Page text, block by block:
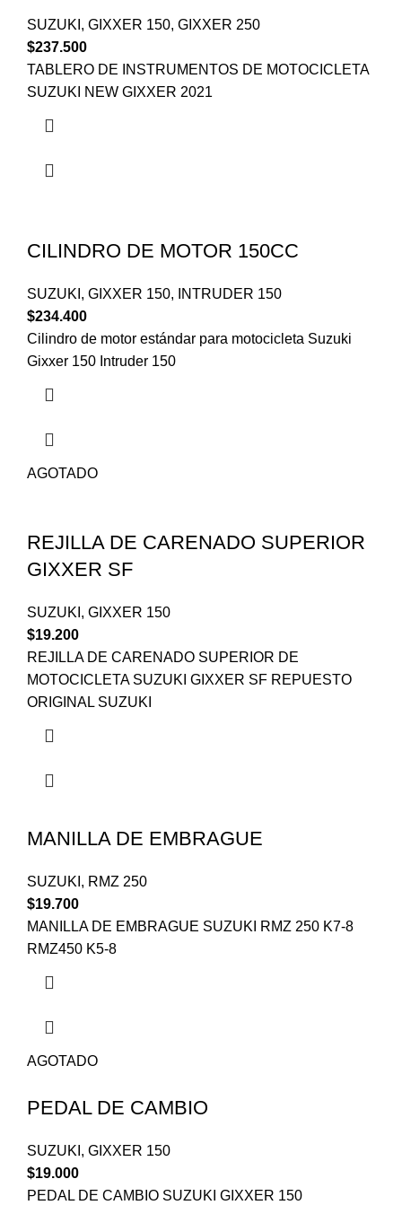
SUZUKI , GIXXER 150, GIXXER 250
$237.500
TABLERO DE INSTRUMENTOS DE MOTOCICLETA
SUZUKI NEW GIXXER 2021
CILINDRO DE MOTOR 150CC
SUZUKI , GIXXER 150,
INTRUDER 150
$234.400
Cilindro de motor estándar para motocicleta Suzuki
Gixxer 150 Intruder 150
AGOTADO
REJILLA DE CARENADO SUPERIOR
GIXXER SF
SUZUKI , GIXXER 150
$19.200
REJILLA DE CARENADO SUPERIOR DE
MOTOCICLETA SUZUKI GIXXER SF REPUESTO
ORIGINAL SUZUKI
MANILLA DE EMBRAGUE
SUZUKI , RMZ 250
$19.700
MANILLA DE EMBRAGUE SUZUKI RMZ 250 K7-8
RMZ450 K5-8
AGOTADO
PEDAL DE CAMBIO
SUZUKI , GIXXER 150
$19.000
PEDAL DE CAMBIO SUZUKI GIXXER 150